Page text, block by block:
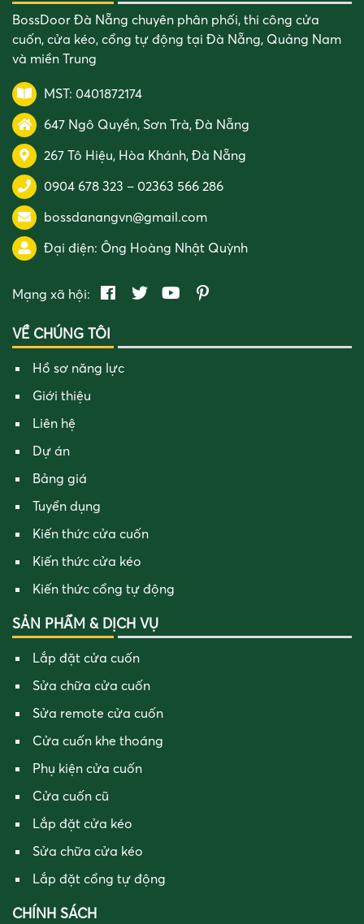
BossDoor Đà Nẵng chuyên phân phối, thi công cửa
cuốn, cửa kéo, cổng tự động tại Đà Nẵng, Quảng Nam
và miền Trung
MST: 0401872174
647 Ngô Quyền, Sơn Trà, Đà Nẵng
267 Tô Hiệu, Hòa Khánh, Đà Nẵng
0904 678 323 – 02363 566 286
bossdanangvn@gmail.com
Đại điện: Ông Hoàng Nhật Quỳnh
Mạng xã hội:
VỀ CHÚNG TÔI
Hồ sơ năng lực
Giới thiệu
Liên hệ
Dự án
Bảng giá
Tuyển dụng
Kiến thức cửa cuốn
Kiến thức cửa kéo
Kiến thức cổng tự động
SẢN PHẨM & DỊCH VỤ
Lắp đặt cửa cuốn
Sửa chữa cửa cuốn
Sửa remote cửa cuốn
Cửa cuốn khe thoáng
Phụ kiện cửa cuốn
Cửa cuốn cũ
Lắp đặt cửa kéo
Sửa chữa cửa kéo
Lắp đặt cổng tự động
CHÍNH SÁCH